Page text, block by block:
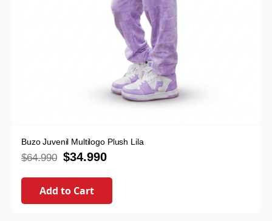
Buzo Juvenil Multilogo Plush Lila
$64.990 $34.990
Add to Cart